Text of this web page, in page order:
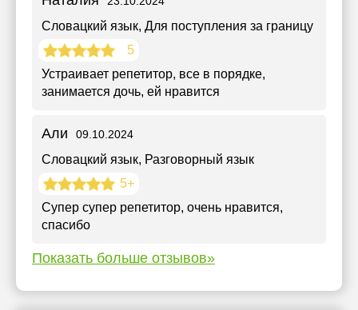
Словацкий язык, Для поступления за границу
5
Устраивает репетитор, все в порядке,
занимается дочь, ей нравится
Али 09.10.2024
Словацкий язык, Разговорный язык
5+
Супер супер репетитор, очень нравится,
спасибо
Показать больше отзывов»